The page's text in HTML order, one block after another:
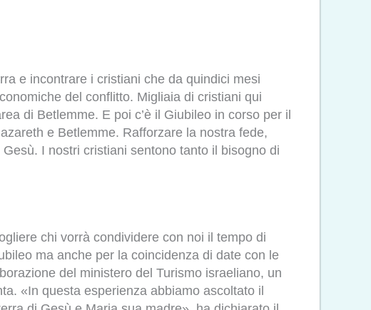
e incontrare i cristiani che da quindici mesi
del conflitto. Migliaia di cristiani qui
di Betlemme. E poi c’è il Giubileo in corso per il
e Betlemme. Rafforzare la nostra fede,
I nostri cristiani sentono tanto il bisogno di
chi vorrà condividere con noi il tempo di
ma anche per la coincidenza di date con le
del ministero del Turismo israeliano, un
«In questa esperienza abbiamo ascoltato il